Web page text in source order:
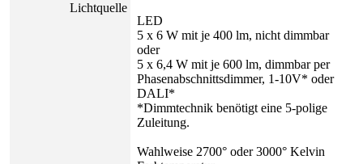
Lichtquelle
LED
5 x 6 W mit je 400 lm, nicht dimmbar
oder
5 x 6,4 W mit je 600 lm, dimmbar per
Phasenabschnittsdimmer, 1-10V* oder
DALI*
*Dimmtechnik benötigt eine 5-polige
Zuleitung.
Wahlweise 2700° oder 3000° Kelvin